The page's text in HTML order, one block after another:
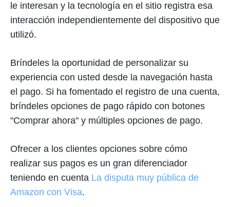
le interesan y la tecnología en el sitio registra esa
interacción independientemente del dispositivo que
utilizó.
Bríndeles la oportunidad de personalizar su
experiencia con usted desde la navegación hasta
el pago. Si ha fomentado el registro de una cuenta,
bríndeles opciones de pago rápido con botones
"Comprar ahora" y múltiples opciones de pago.
Ofrecer a los clientes opciones sobre cómo
realizar sus pagos es un gran diferenciador
teniendo en cuenta La disputa muy pública de
Amazon con Visa.